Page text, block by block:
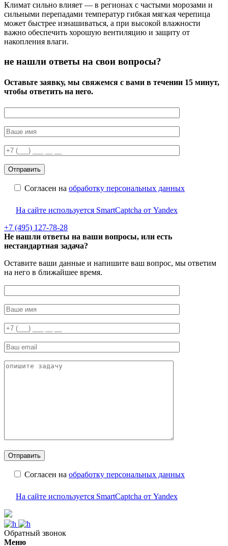
Климат сильно влияет — в регионах с частыми морозами и
сильными перепадами температур гибкая мягкая черепица
может быстрее изнашиваться, а при высокой влажности
важно обеспечить хорошую вентиляцию и защиту от
накопления влаги.
не нашли ответы на свои вопросы?
Оставьте заявку, мы свяжемся с вами в течении 15 минут,
чтобы ответить на него.
Согласен на обработку персональных данных
На сайте используется SmartCaptcha от Yandex
+7 (495) 127-78-28
Не нашли ответы на ваши вопросы, или есть
нестандартная задача?
Оставите ваши данные и напишите ваш вопрос, мы ответим
на него в ближайшее время.
Согласен на обработку персональных данных
На сайте используется SmartCaptcha от Yandex
Обратный звонок
Меню